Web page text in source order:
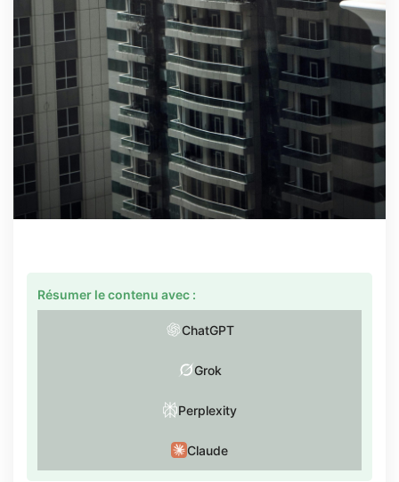
Résumer le contenu avec :
ChatGPT
Grok
Perplexity
Claude